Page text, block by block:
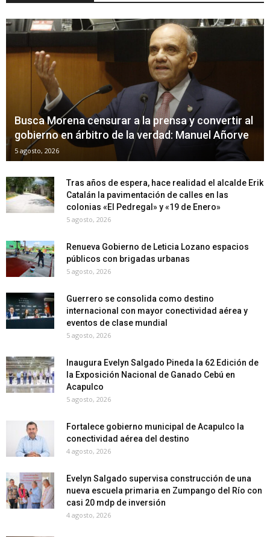
Busca Morena censurar a la prensa y convertir al
gobierno en árbitro de la verdad: Manuel Añorve
5 agosto, 2026
Tras años de espera, hace realidad el alcalde Erik
Catalán la pavimentación de calles en las
colonias «El Pedregal» y «19 de Enero»
5 agosto, 2026
Renueva Gobierno de Leticia Lozano espacios
públicos con brigadas urbanas
5 agosto, 2026
Guerrero se consolida como destino
internacional con mayor conectividad aérea y
eventos de clase mundial
5 agosto, 2026
Inaugura Evelyn Salgado Pineda la 62 Edición de
la Exposición Nacional de Ganado Cebú en
Acapulco
5 agosto, 2026
Fortalece gobierno municipal de Acapulco la
conectividad aérea del destino
4 agosto, 2026
Evelyn Salgado supervisa construcción de una
nueva escuela primaria en Zumpango del Río con
casi 20 mdp de inversión
4 agosto, 2026